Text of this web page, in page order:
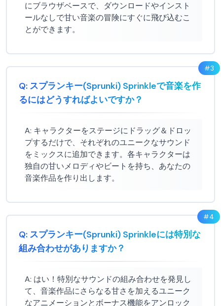
にブラウザベースで、ダウンロードやインスト
ールなしで甘い音楽の冒険にすぐに飛び込むこ
とができます。
#3
Q: スプランキー(Sprunki) Sprinkleで音楽を作
るにはどうすればよいですか？
A: キャラクターをステージにドラッグ＆ドロッ
プするだけで、それぞれのユニークなサウンド
をミックスに追加できます。各キャラクターは
独自の甘いメロディやビートを持ち、あなたの
音楽作品を作り出します。
#4
Q: スプランキー(Sprunki) Sprinkleには特別な
組み合わせがありますか？
A: はい！特別なサウンドの組み合わせを発見し
て、音楽作品にさらなる甘さを加えるユニーク
なアニメーションとボーナス機能をアンロック